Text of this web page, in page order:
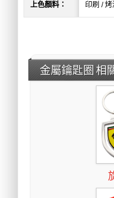
上色顏料： 印刷 /
金屬鑰匙圈 相